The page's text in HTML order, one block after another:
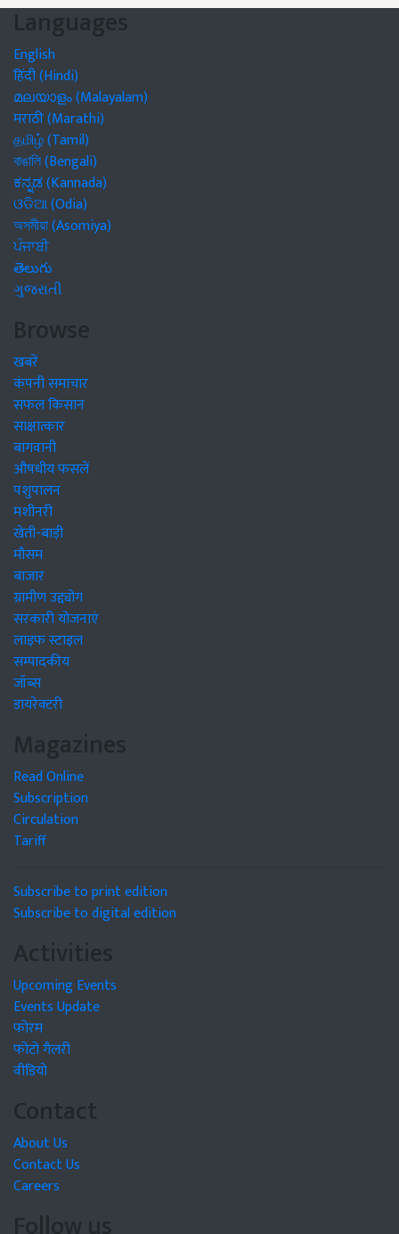
Languages
English
हिंदी (Hindi)
മലയാളം (Malayalam)
मराठी (Marathi)
தமிழ் (Tamil)
বাঙালি (Bengali)
ಕನ್ನಡ (Kannada)
ଓଡିଆ (Odia)
অসমীয়া (Asomiya)
ਪੰਜਾਬੀ
తెలుగు
ગુજરાતી
Browse
खबरें
कंपनी समाचार
सफल किसान
साक्षात्कार
बागवानी
औषधीय फसलें
पशुपालन
मशीनरी
खेती-बाड़ी
मौसम
बाजार
ग्रामीण उद्द्योग
सरकारी योजनाएं
लाइफ स्टाइल
सम्पादकीय
जॉब्स
डायरेक्टरी
Magazines
Read Online
Subscription
Circulation
Tariff
Subscribe to print edition
Subscribe to digital edition
Activities
Upcoming Events
Events Update
फोरम
फोटो गैलरी
वीडियो
Contact
About Us
Contact Us
Careers